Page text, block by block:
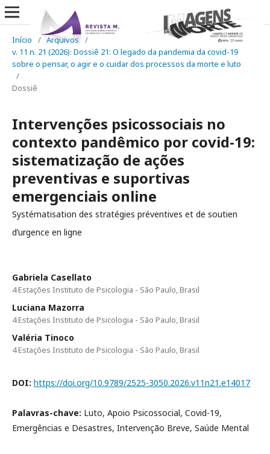
Início / Arquivos
/
v. 11 n. 21 (2026): Dossiê 21: O legado da pandemia da covid-19
sobre o pensar, o agir e o cuidar dos processos da morte e luto
/
Dossiê
Intervenções psicossociais no
contexto pandêmico por covid-19:
sistematização de ações
preventivas e suportivas
emergenciais online
Systématisation des stratégies préventives et de soutien
d’urgence en ligne
Gabriela Casellato
4 Estações Instituto de Psicologia - São Paulo, Brasil
Luciana Mazorra
4 Estações Instituto de Psicologia - São Paulo, Brasil
Valéria Tinoco
4 Estações Instituto de Psicologia - São Paulo, Brasil
DOI: https://doi.org/10.9789/2525-3050.2026.v11n21.e14017
Palavras-chave: Luto, Apoio Psicossocial, Covid-19,
Emergências e Desastres, Intervenção Breve, Saúde Mental